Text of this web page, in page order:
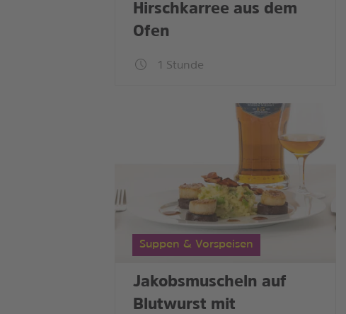
Hirschkarree aus dem
Ofen
1 Stunde
Suppen & Vorspeisen
Jakobsmuscheln auf
Blutwurst mit